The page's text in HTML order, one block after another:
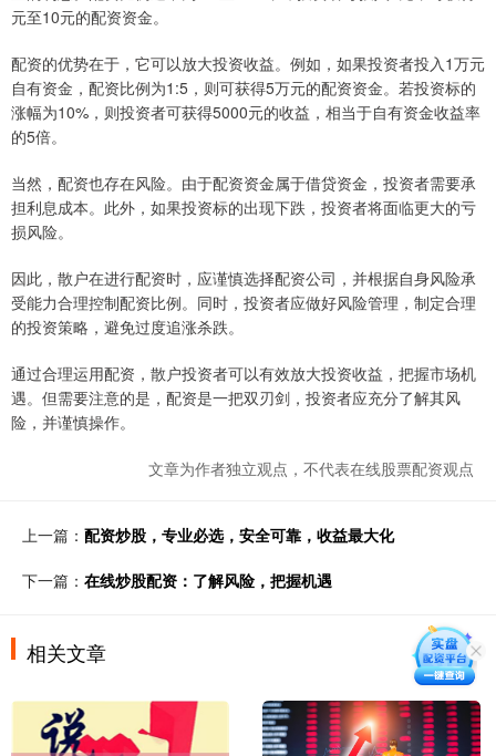
元至10元的配资资金。
配资的优势在于，它可以放大投资收益。例如，如果投资者投入1万元
自有资金，配资比例为1:5，则可获得5万元的配资资金。若投资标的
涨幅为10%，则投资者可获得5000元的收益，相当于自有资金收益率
的5倍。
当然，配资也存在风险。由于配资资金属于借贷资金，投资者需要承
担利息成本。此外，如果投资标的出现下跌，投资者将面临更大的亏
损风险。
因此，散户在进行配资时，应谨慎选择配资公司，并根据自身风险承
受能力合理控制配资比例。同时，投资者应做好风险管理，制定合理
的投资策略，避免过度追涨杀跌。
通过合理运用配资，散户投资者可以有效放大投资收益，把握市场机
遇。但需要注意的是，配资是一把双刃剑，投资者应充分了解其风
险，并谨慎操作。
文章为作者独立观点，不代表在线股票配资观点
上一篇： 配资炒股，专业必选，安全可靠，收益最大化
下一篇： 在线炒股配资：了解风险，把握机遇
相关文章